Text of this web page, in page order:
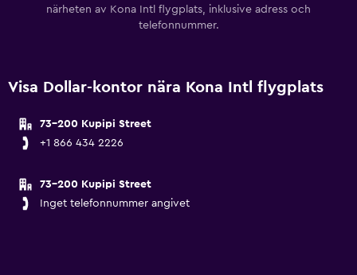
närheten av Kona Intl flygplats, inklusive adress och
telefonnummer.
Visa Dollar-kontor nära Kona Intl flygplats
73-200 Kupipi Street
+1 866 434 2226
73-200 Kupipi Street
Inget telefonnummer angivet